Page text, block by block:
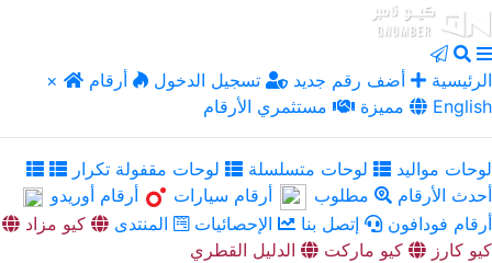
× الرئيسية أضف رقم جديد تسجيل الدخول
أرقام
مميزة
مستثمري الأرقام English
لوحات مواليد لوحات متسلسلة
لوحات مقفولة تكرار
أحدث الأرقام
مطلوب أرقام سيارات
أرقام أوريدو
أرقام فودافون
إتصل بنا الإحصائيات المنتدى
كيو مزاد
كيو كارز
كيو ماركت الدليل القطري